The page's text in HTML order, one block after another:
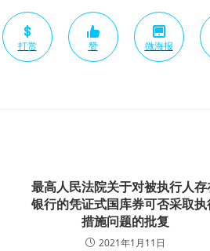
打赏 赞 微海报
最高人民法院关于对被执行人存
银行的凭证式国库券可否采取
措施问题的批复
2021年1月11日